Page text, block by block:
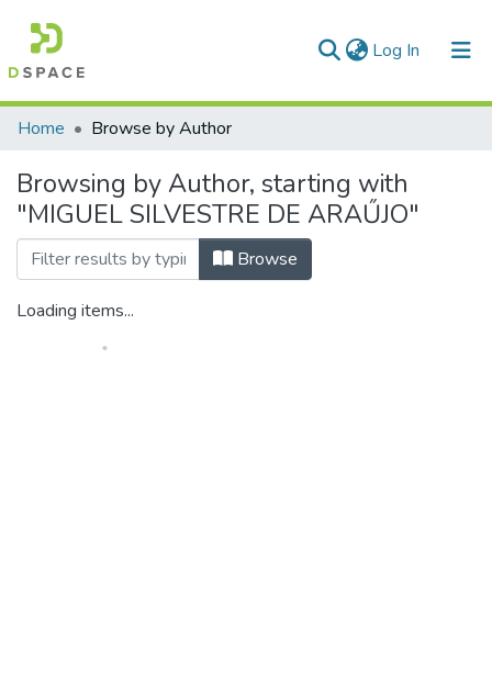
Log In (current)
Communities & Collections
All of DSpace
Home Browse by Author
Browsing by Author, starting with
"MIGUEL SILVESTRE DE ARAŰJO"
Browse
Loading items...